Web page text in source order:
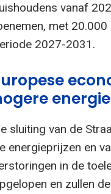
vanaf
met
2027-2031.
sluiting van de
energieprijzen en
in de
en zullen